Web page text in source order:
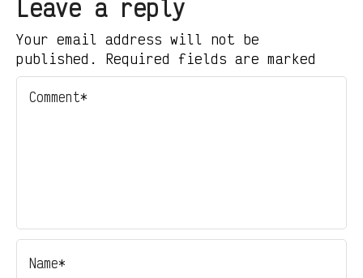
Leave a reply
Your email address will not be
published. Required fields are marked